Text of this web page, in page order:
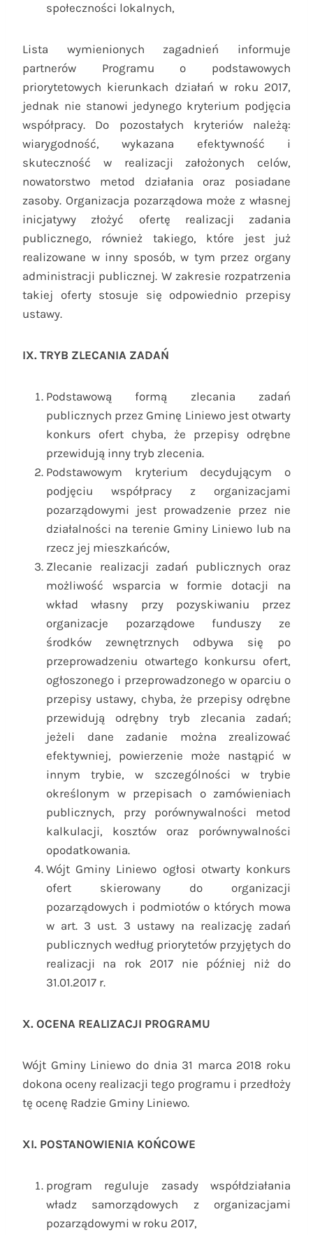
społeczności lokalnych,
Lista wymienionych zagadnień informuje
partnerów Programu o podstawowych
priorytetowych kierunkach działań w roku 2017,
jednak nie stanowi jedynego kryterium podjęcia
współpracy. Do pozostałych kryteriów należą:
wiarygodność, wykazana efektywność i
skuteczność w realizacji założonych celów,
nowatorstwo metod działania oraz posiadane
zasoby. Organizacja pozarządowa może z własnej
inicjatywy złożyć ofertę realizacji zadania
publicznego, również takiego, które jest już
realizowane w inny sposób, w tym przez organy
administracji publicznej. W zakresie rozpatrzenia
takiej oferty stosuje się odpowiednio przepisy
ustawy.
IX. TRYB ZLECANIA ZADAŃ
Podstawową formą zlecania zadań
publicznych przez Gminę Liniewo jest otwarty
konkurs ofert chyba, że przepisy odrębne
przewidują inny tryb zlecenia.
Podstawowym kryterium decydującym o
podjęciu współpracy z organizacjami
pozarządowymi jest prowadzenie przez nie
działalności na terenie Gminy Liniewo lub na
rzecz jej mieszkańców,
Zlecanie realizacji zadań publicznych oraz
możliwość wsparcia w formie dotacji na
wkład własny przy pozyskiwaniu przez
organizacje pozarządowe funduszy ze
środków zewnętrznych odbywa się po
przeprowadzeniu otwartego konkursu ofert,
ogłoszonego i przeprowadzonego w oparciu o
przepisy ustawy, chyba, że przepisy odrębne
przewidują odrębny tryb zlecania zadań;
jeżeli dane zadanie można zrealizować
efektywniej, powierzenie może nastąpić w
innym trybie, w szczególności w trybie
określonym w przepisach o zamówieniach
publicznych, przy porównywalności metod
kalkulacji, kosztów oraz porównywalności
opodatkowania.
Wójt Gminy Liniewo ogłosi otwarty konkurs
ofert skierowany do organizacji
pozarządowych i podmiotów o których mowa
w art. 3 ust. 3 ustawy na realizację zadań
publicznych według priorytetów przyjętych do
realizacji na rok 2017 nie później niż do
31.01.2017 r.
X. OCENA REALIZACJI PROGRAMU
Wójt Gminy Liniewo do dnia 31 marca 2018 roku
dokona oceny realizacji tego programu i przedłoży
tę ocenę Radzie Gminy Liniewo.
XI. POSTANOWIENIA KOŃCOWE
program reguluje zasady współdziałania
władz samorządowych z organizacjami
pozarządowymi w roku 2017,